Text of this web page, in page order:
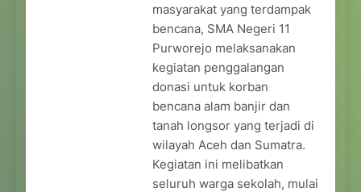
masyarakat yang terdampak
bencana, SMA Negeri 11
Purworejo melaksanakan
kegiatan penggalangan
donasi untuk korban
bencana alam banjir dan
tanah longsor yang terjadi di
wilayah Aceh dan Sumatra.
Kegiatan ini melibatkan
seluruh warga sekolah, mulai